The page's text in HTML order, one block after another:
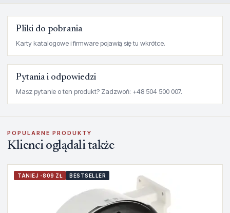
Pliki do pobrania
Karty katalogowe i firmware pojawią się tu wkrótce.
Pytania i odpowiedzi
Masz pytanie o ten produkt? Zadzwoń: +48 504 500 007.
POPULARNE PRODUKTY
Klienci oglądali także
TANIEJ -809 ZŁ BESTSELLER